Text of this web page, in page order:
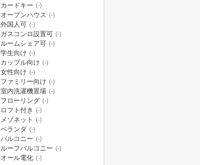
カードキー (-)
オープンハウス (-)
外国人可 (-)
ガスコンロ設置可 (-)
ルームシェア可 (-)
学生向け (-)
カップル向け (-)
女性向け (-)
ファミリー向け (-)
室内洗濯機置場 (-)
フローリング (-)
ロフト付き (-)
メゾネット (-)
ベランダ (-)
バルコニー (-)
ルーフバルコニー (-)
オール電化 (-)